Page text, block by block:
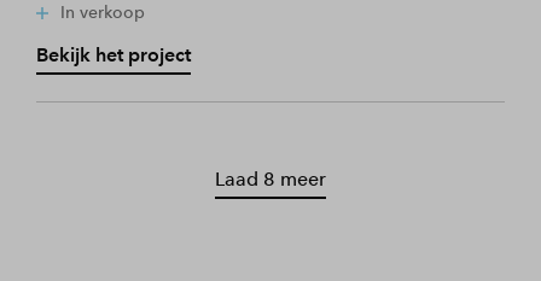
In verkoop
Bekijk het project
Laad 8 meer